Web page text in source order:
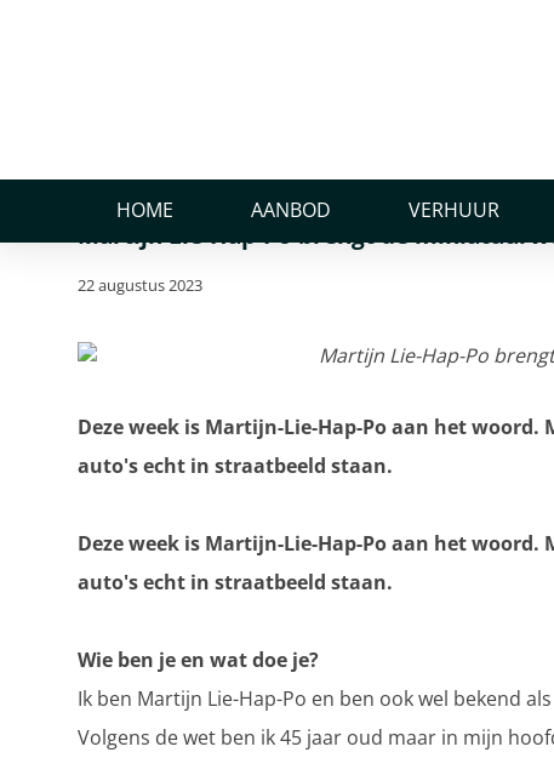
HOME AANBOD VERHUUR
tot leven
Martijn Lie-Hap-Po brengt de
22 augustus 2023
Deze week is Martijn-Lie-Hap-Po aan het
auto's echt in straatbeeld staan.
Deze week is Martijn-Lie-Hap-Po aan het
auto's echt in straatbeeld staan.
Wie ben je en wat doe je?
Ik ben Martijn Lie-Hap-Po en ben ook wel bekend
Volgens de wet ben ik 45 jaar oud maar in mijn